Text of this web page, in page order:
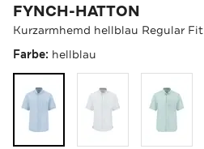
FYNCH-HATTON
Kurzarmhemd hellblau Regular Fit
Farbe: hellblau